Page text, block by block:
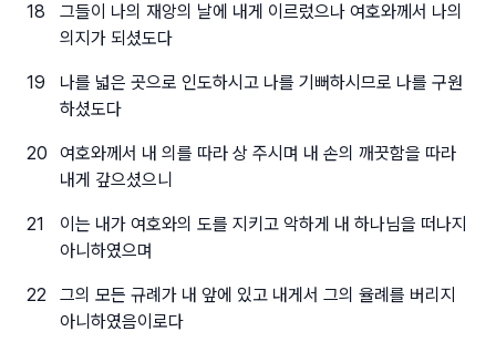
18
그들이 나의 재앙의 날에 내게 이르렀으나 여호와께서 나의
의지가 되셨도다
19
나를 넓은 곳으로 인도하시고 나를 기뻐하시므로 나를 구원
하셨도다
20
여호와께서 내 의를 따라 상 주시며 내 손의 깨끗함을 따라
내게 갚으셨으니
21
이는 내가 여호와의 도를 지키고 악하게 내 하나님을 떠나지
아니하였으며
22
그의 모든 규례가 내 앞에 있고 내게서 그의 율례를 버리지
아니하였음이로다